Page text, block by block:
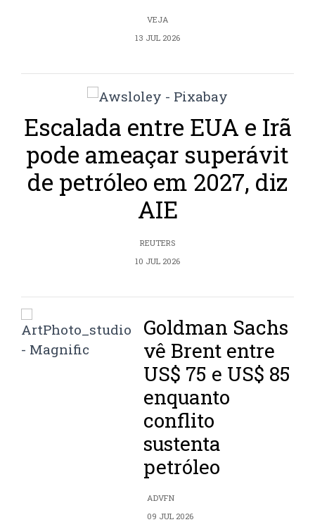
VEJA
13 JUL 2026
Escalada entre EUA e Irã
pode ameaçar superávit
de petróleo em 2027, diz
AIE
REUTERS
10 JUL 2026
Goldman Sachs
vê Brent entre
US$ 75 e US$ 85
enquanto
conflito
sustenta
petróleo
ADVFN
09 JUL 2026